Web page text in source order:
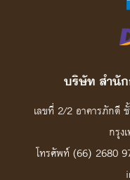
บริษัท สํานั
เลขที่ 2/2 อาคารภักดี
กรุง
โทรศัพท์ (66) 2680